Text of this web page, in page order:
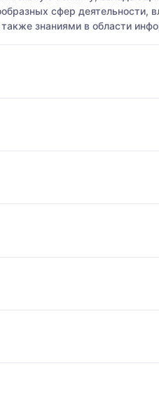
сфер деятельности,
знаниями в области